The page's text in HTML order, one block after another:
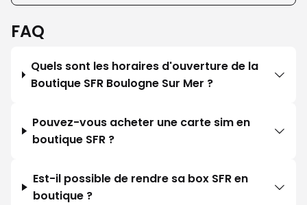
FAQ
Quels sont les horaires d'ouverture de la
Boutique SFR Boulogne Sur Mer ?
Pouvez-vous acheter une carte sim en
boutique SFR ?
Est-il possible de rendre sa box SFR en
boutique ?